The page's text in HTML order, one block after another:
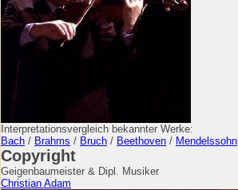
Interpretationsvergleich bekannter Werke:
Bach / Brahms / Bruch / Beethoven / Mendelssohn
Copyright
Geigenbaumeister & Dipl. Musiker
Christian Adam